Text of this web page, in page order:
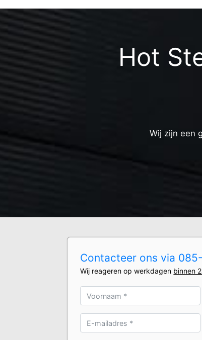
Hot
Wij zijn een
Contacteer ons via
Wij reageren op werkdagen binnen